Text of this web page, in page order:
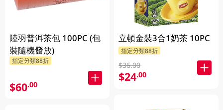
陸羽普洱茶包 100PC (包
裝隨機發放)
指定分類88折
$60.00
立頓金裝3合1奶茶 10PC
指定分類88折
$36.00
$24.00